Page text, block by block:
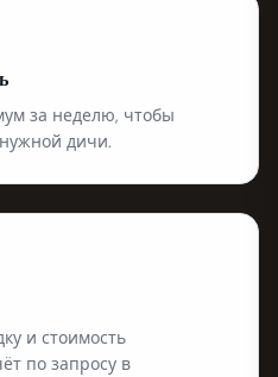
за неделю, чтобы
дичи.
и стоимость
по запросу в